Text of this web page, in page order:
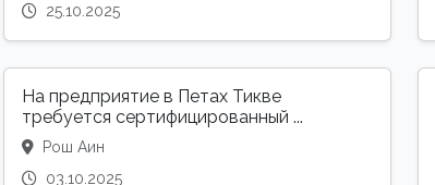
25.10.2025
На предприятие в Петах Тикве
требуется сертифицированный ...
Рош Аин
03.10.2025